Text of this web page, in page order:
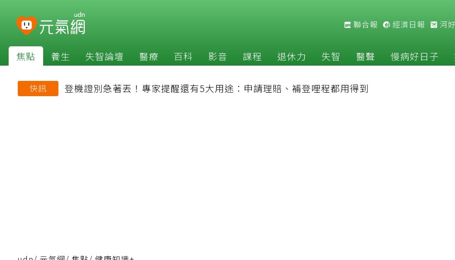
聯合報 經濟日報 河
焦點 養生 失智論壇 醫療 百科 影音 課程 退休力 失智 醫聲 慢病好日子
快訊 登機證別急著丟！專家提醒還有5大用途：申請理賠、補登哩程都用得到